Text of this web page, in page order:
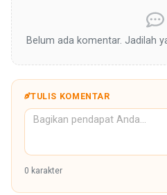
Belum ada komentar. Jadilah
TULIS KOMENTAR
0 karakter